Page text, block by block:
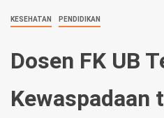
KESEHATAN PENDIDIKAN
Dosen FK UB
Kewaspadaan